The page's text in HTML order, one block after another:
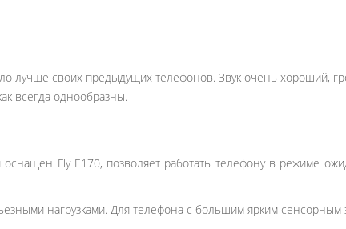
лучше своих предыдущих телефонов. Звук очень хороший,
всегда однообразны.
оснащен Fly E170, позволяет работать телефону в режиме
нагрузками. Для телефона с большим ярким сенсорным